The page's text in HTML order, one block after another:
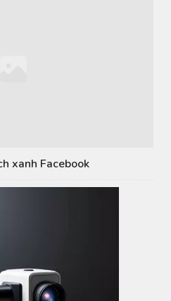
xanh Facebook